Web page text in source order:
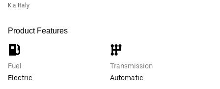
Kia Italy
Product Features
Fuel
Electric
Transmission
Automatic